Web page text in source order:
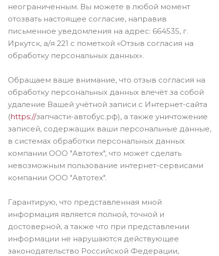
неограниченным. Вы можете в любой момент
отозвать настоящее согласие, направив
письменное уведомления на адрес: 664535, г.
Иркутск, а/я 221 с пометкой «Отзыв согласия на
обработку персональных данных».
Обращаем ваше внимание, что отзыв согласия на
обработку персональных данных влечёт за собой
удаление Вашей учётной записи с Интернет-сайта
(https://запчасти-автобус.рф), а также уничтожение
записей, содержащих ваши персональные данные,
в системах обработки персональных данных
компании ООО "Автотех", что может сделать
невозможным пользование интернет-сервисами
компании ООО "Автотех".
Гарантирую, что представленная мной
информация является полной, точной и
достоверной, а также что при представлении
информации не нарушаются действующее
законодательство Российской Федерации,